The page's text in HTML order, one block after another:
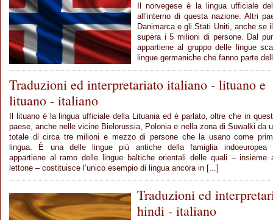
Il norvegese è la lingua ufficiale
all’interno di questa nazione. Altri
Danimarca e gli Stati Uniti, anche se
supera i 5 milioni di persone. Dal
appartiene al gruppo delle lingue
lingue germaniche che fanno parte
Traduzioni ed interpretariato italiano - lituano e
lituano - italiano
Il lituano è la lingua ufficiale della Lituania ed è parlato, oltre che in
paese, anche nelle vicine Bielorussia, Polonia e nella zona di Suwalki da
totale di circa tre milioni e mezzo di persone che la usano come
lingua. È una delle lingue più antiche della famiglia indoeuropea
appartiene al ramo delle lingue baltiche orientali delle quali – insieme
lettone – costituisce l’unico esempio di lingua ancora in [...]
Traduzioni ed
hindi - italiano